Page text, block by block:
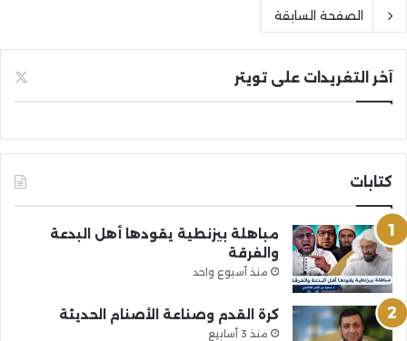
الصفحة السابقة
آخر التغريدات على تويتر
كتابات
مباهلة بيزنطية يقودها أهل البدعة
والفرقة
منذ أسبوع واحد
كرة القدم وصناعة الأصنام الحديثة
منذ 3 أسابيع